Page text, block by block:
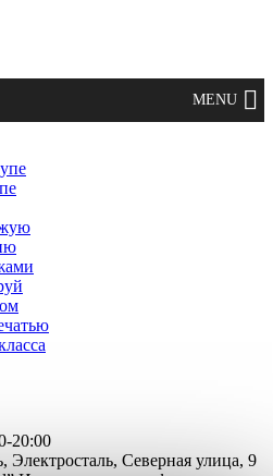
20:00
Электросталь, Северная улица, 9